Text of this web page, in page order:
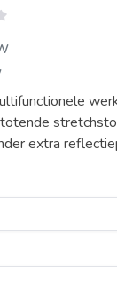
extra